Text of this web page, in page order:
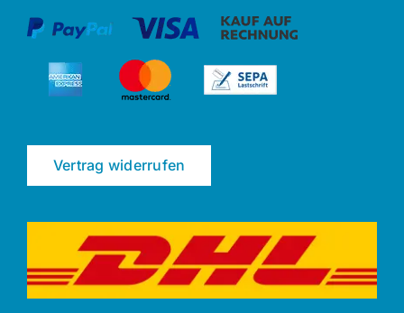
Vertrag widerrufen